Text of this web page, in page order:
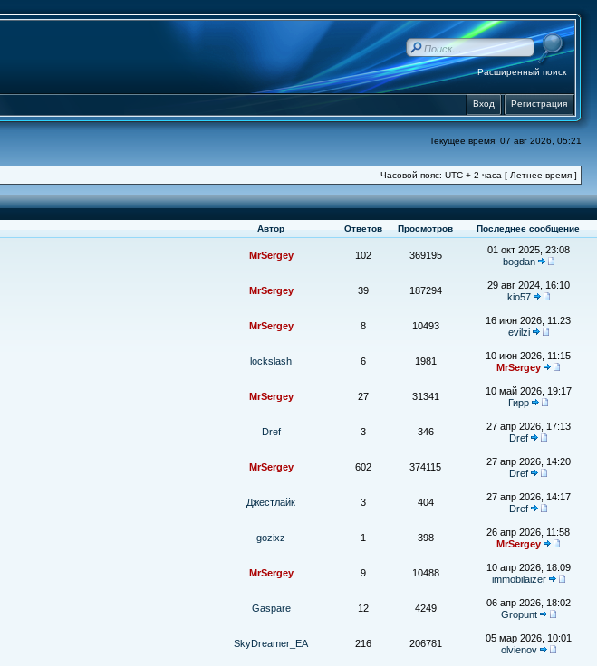
Расширенный поиск
Регистрация
Вход
Текущее время: 07 авг 2026, 05:21
Часовой пояс: UTC + 2 часа [ Летнее время ]
Автор Ответов Просмотров Последнее сообщение
MrSergey 102 369195
01 окт 2025, 23:08
bogdan
MrSergey 39 187294
29 авг 2024, 16:10
kio57
MrSergey 8 10493
16 июн 2026, 11:23
evilzi
lockslash 6 1981
10 июн 2026, 11:15
MrSergey
MrSergey 27 31341
10 май 2026, 19:17
Гирр
Dref 3 346
27 апр 2026, 17:13
Dref
MrSergey 602 374115
27 апр 2026, 14:20
Dref
Джестлайк 3 404
27 апр 2026, 14:17
Dref
gozixz 1 398
26 апр 2026, 11:58
MrSergey
MrSergey 9 10488
10 апр 2026, 18:09
immobilaizer
Gaspare 12 4249
06 апр 2026, 18:02
Gropunt
SkyDreamer_EA 216 206781
05 мар 2026, 10:01
olvienov